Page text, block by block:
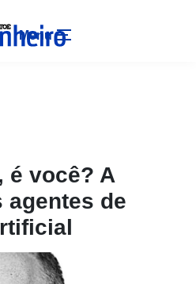
Menu
é você? A
agentes de